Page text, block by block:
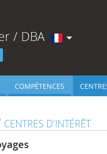
/ DBA
COMPÉTENCES
CENTRES D'INTÉRÊT